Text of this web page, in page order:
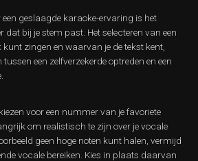
geslaagde karaoke-ervaring is het
dat bij je stem past. Het selecteren van een
zingen en waarvan je de tekst kent,
een zelfverzekerde optreden en een
voor een nummer van je favoriete
om realistisch te zijn over je vocale
geen hoge noten kunt halen, vermijd
vocale bereiken. Kies in plaats daarvan